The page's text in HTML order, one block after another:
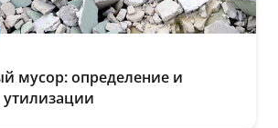
мусор: определение и
утилизации